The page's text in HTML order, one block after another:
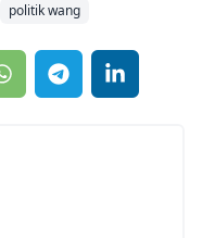
politik wang